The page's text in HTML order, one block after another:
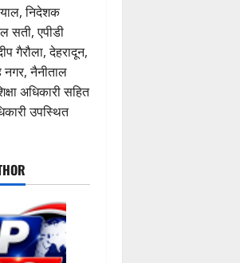
निदेशक
सती, एपीडी
गैरौला, देहरादून,
नगर, नैनीताल
अधिकारी सहित
उपस्थित